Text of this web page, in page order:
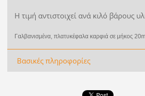
Η τιμή αντιστοιχεί ανά κιλό βάρους
Γαλβανισμένα, πλατυκέφαλα καρφιά σε μήκος
Βασικές πληροφορίες